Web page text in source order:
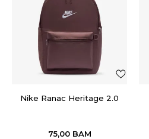
Nike Ranac Heritage 2.0
75,00 BAM